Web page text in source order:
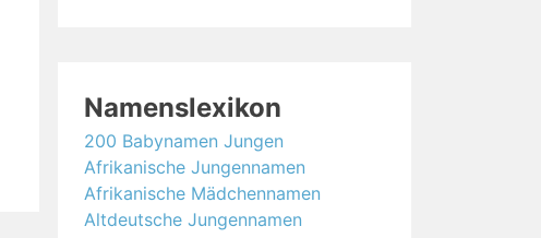
Namenslexikon
200 Babynamen Jungen
Afrikanische Jungennamen
Afrikanische Mädchennamen
Altdeutsche Jungennamen